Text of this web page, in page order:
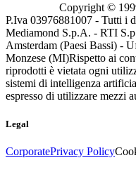
Copyright ©
P.Iva 03976881007 - Tutti i
Mediamond S.p.A. - RTI
Amsterdam (Paesi Bassi) -
Monzese (MI)Rispetto ai
riprodotti è vietata ogni
sistemi di intelligenza
espresso di utilizzare mezzi
Legal
CorporatePrivacy Policy